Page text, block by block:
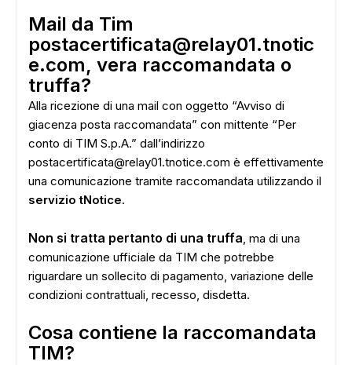
Mail da Tim
postacertificata@relay01.tnotic
e.com, vera raccomandata o
truffa?
Alla ricezione di una mail con oggetto “Avviso di
giacenza posta raccomandata” con mittente “Per
conto di TIM S.p.A.” dall’indirizzo
postacertificata@relay01.tnotice.com è effettivamente
una comunicazione tramite raccomandata utilizzando il
servizio tNotice.
Non si tratta pertanto di una truffa, ma di una
comunicazione ufficiale da TIM che potrebbe
riguardare un sollecito di pagamento, variazione delle
condizioni contrattuali, recesso, disdetta.
Cosa contiene la raccomandata
TIM?